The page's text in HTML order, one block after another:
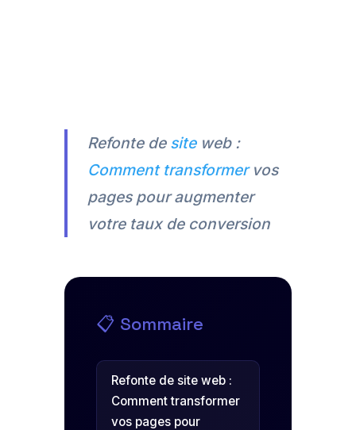
Refonte de siteweb :
Comment transformervos
pages pour augmenter
votre taux de conversion
📋 Sommaire
Refonte de site web :
Comment transformer
vos pages pour